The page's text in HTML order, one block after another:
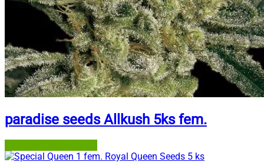
paradise seeds Allkush 5ks fem.